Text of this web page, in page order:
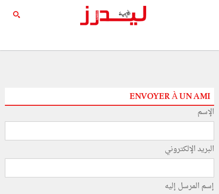
ENVOYER À UN AMI
الإسم
البريد الإلكتروني
إسم المرسل إليه